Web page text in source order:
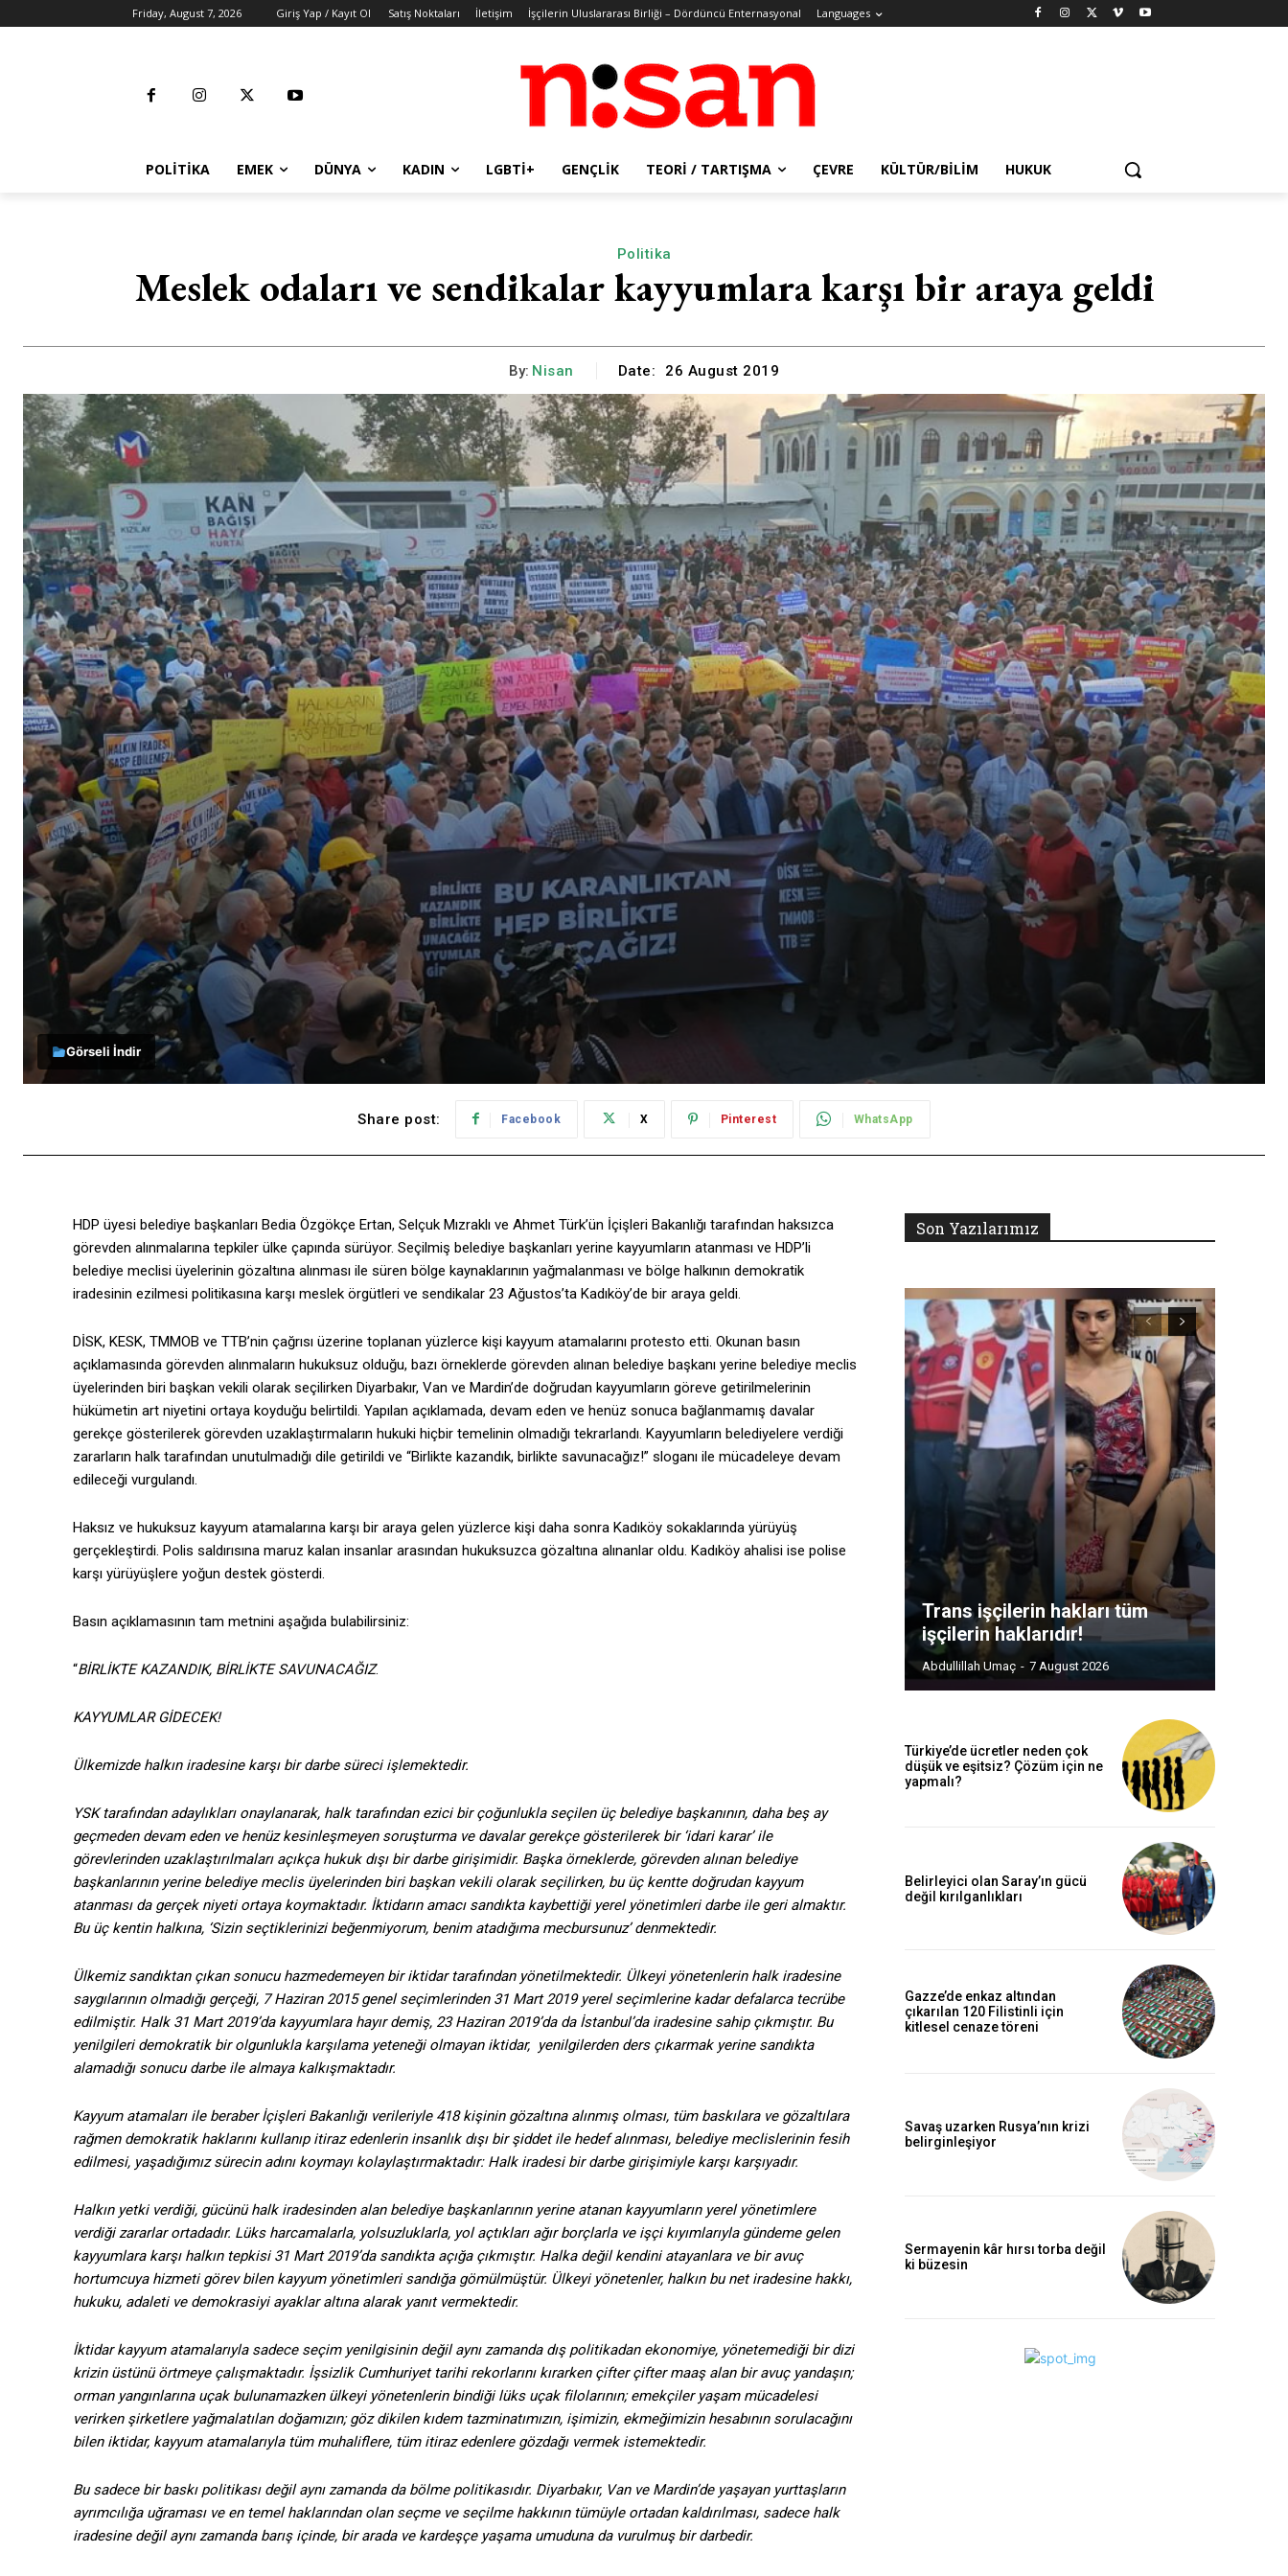
Friday, August 7, 2026 Giriş Yap / Kayıt Ol Satış Noktaları İletişim İşçilerin Uluslararası Birliği – Dördüncü Enternasyonal Languages
POLITIKA EMEK DÜNYA KADIN LGBTİ+ GENÇLIK TEORI / TARTIŞMA ÇEVRE KÜLTÜR/BILIM HUKUK
Politika
Meslek odaları ve sendikalar kayyumlara karşı bir araya geldi
By: Nisan Date: 26 August 2019
Görseli İndir
Share post: Facebook X Pinterest WhatsApp
HDP üyesi belediye başkanları Bedia Özgökçe Ertan, Selçuk Mızraklı ve Ahmet Türk’ün İçişleri Bakanlığı tarafından haksızca
görevden alınmalarına tepkiler ülke çapında sürüyor. Seçilmiş belediye başkanları yerine kayyumların atanması ve HDP’li
belediye meclisi üyelerinin gözaltına alınması ile süren bölge kaynaklarının yağmalanması ve bölge halkının demokratik
iradesinin ezilmesi politikasına karşı meslek örgütleri ve sendikalar 23 Ağustos’ta Kadıköy’de bir araya geldi.
DİSK, KESK, TMMOB ve TTB’nin çağrısı üzerine toplanan yüzlerce kişi kayyum atamalarını protesto etti. Okunan basın
açıklamasında görevden alınmaların hukuksuz olduğu, bazı örneklerde görevden alınan belediye başkanı yerine belediye meclis
üyelerinden biri başkan vekili olarak seçilirken Diyarbakır, Van ve Mardin’de doğrudan kayyumların göreve getirilmelerinin
hükümetin art niyetini ortaya koyduğu belirtildi. Yapılan açıklamada, devam eden ve henüz sonuca bağlanmamış davalar
gerekçe gösterilerek görevden uzaklaştırmaların hukuki hiçbir temelinin olmadığı tekrarlandı. Kayyumların belediyelere verdiği
zararların halk tarafından unutulmadığı dile getirildi ve “Birlikte kazandık, birlikte savunacağız!” sloganı ile mücadeleye devam
edileceği vurgulandı.
Haksız ve hukuksuz kayyum atamalarına karşı bir araya gelen yüzlerce kişi daha sonra Kadıköy sokaklarında yürüyüş
gerçekleştirdi. Polis saldırısına maruz kalan insanlar arasından hukuksuzca gözaltına alınanlar oldu. Kadıköy ahalisi ise polise
karşı yürüyüşlere yoğun destek gösterdi.
Basın açıklamasının tam metnini aşağıda bulabilirsiniz:
“BİRLİKTE KAZANDIK, BİRLİKTE SAVUNACAĞIZ.
KAYYUMLAR GİDECEK!
Ülkemizde halkın iradesine karşı bir darbe süreci işlemektedir.
YSK tarafından adaylıkları onaylanarak, halk tarafından ezici bir çoğunlukla seçilen üç belediye başkanının, daha beş ay
geçmeden devam eden ve henüz kesinleşmeyen soruşturma ve davalar gerekçe gösterilerek bir ‘idari karar’ ile
görevlerinden uzaklaştırılmaları açıkça hukuk dışı bir darbe girişimidir. Başka örneklerde, görevden alınan belediye
başkanlarının yerine belediye meclis üyelerinden biri başkan vekili olarak seçilirken, bu üç kentte doğrudan kayyum
atanması da gerçek niyeti ortaya koymaktadır. İktidarın amacı sandıkta kaybettiği yerel yönetimleri darbe ile geri almaktır.
Bu üç kentin halkına, ‘Sizin seçtiklerinizi beğenmiyorum, benim atadığıma mecbursunuz’ denmektedir.
Ülkemiz sandıktan çıkan sonucu hazmedemeyen bir iktidar tarafından yönetilmektedir. Ülkeyi yönetenlerin halk iradesine
saygılarının olmadığı gerçeği, 7 Haziran 2015 genel seçimlerinden 31 Mart 2019 yerel seçimlerine kadar defalarca tecrübe
edilmiştir. Halk 31 Mart 2019’da kayyumlara hayır demiş, 23 Haziran 2019’da da İstanbul’da iradesine sahip çıkmıştır. Bu
yenilgileri demokratik bir olgunlukla karşılama yeteneği olmayan iktidar, yenilgilerden ders çıkarmak yerine sandıkta
alamadığı sonucu darbe ile almaya kalkışmaktadır.
Kayyum atamaları ile beraber İçişleri Bakanlığı verileriyle 418 kişinin gözaltına alınmış olması, tüm baskılara ve gözaltılara
rağmen demokratik haklarını kullanıp itiraz edenlerin insanlık dışı bir şiddet ile hedef alınması, belediye meclislerinin fesih
edilmesi, yaşadığımız sürecin adını koymayı kolaylaştırmaktadır: Halk iradesi bir darbe girişimiyle karşı karşıyadır.
Halkın yetki verdiği, gücünü halk iradesinden alan belediye başkanlarının yerine atanan kayyumların yerel yönetimlere
verdiği zararlar ortadadır. Lüks harcamalarla, yolsuzluklarla, yol açtıkları ağır borçlarla ve işçi kıyımlarıyla gündeme gelen
kayyumlara karşı halkın tepkisi 31 Mart 2019’da sandıkta açığa çıkmıştır. Halka değil kendini atayanlara ve bir avuç
hortumcuya hizmeti görev bilen kayyum yönetimleri sandığa gömülmüştür. Ülkeyi yönetenler, halkın bu net iradesine hakkı,
hukuku, adaleti ve demokrasiyi ayaklar altına alarak yanıt vermektedir.
İktidar kayyum atamalarıyla sadece seçim yenilgisinin değil aynı zamanda dış politikadan ekonomiye, yönetemediği bir dizi
krizin üstünü örtmeye çalışmaktadır. İşsizlik Cumhuriyet tarihi rekorlarını kırarken çifter çifter maaş alan bir avuç yandaşın;
orman yangınlarına uçak bulunamazken ülkeyi yönetenlerin bindiği lüks uçak filolarının; emekçiler yaşam mücadelesi
verirken şirketlere yağmalatılan doğamızın; göz dikilen kıdem tazminatımızın, işimizin, ekmeğimizin hesabının sorulacağını
bilen iktidar, kayyum atamalarıyla tüm muhaliflere, tüm itiraz edenlere gözdağı vermek istemektedir.
Bu sadece bir baskı politikası değil aynı zamanda da bölme politikasıdır. Diyarbakır, Van ve Mardin’de yaşayan yurttaşların
ayrımcılığa uğraması ve en temel haklarından olan seçme ve seçilme hakkının tümüyle ortadan kaldırılması, sadece halk
iradesine değil aynı zamanda barış içinde, bir arada ve kardeşçe yaşama umuduna da vurulmuş bir darbedir.
Son Yazılarımız
Trans işçilerin hakları tüm
işçilerin haklarıdır!
Abdullillah Umaç - 7 August 2026
Türkiye’de ücretler neden çok
düşük ve eşitsiz? Çözüm için ne
yapmalı?
Belirleyici olan Saray’ın gücü
değil kırılganlıkları
Gazze’de enkaz altından
çıkarılan 120 Filistinli için
kitlesel cenaze töreni
Savaş uzarken Rusya’nın krizi
belirginleşiyor
Sermayenin kâr hırsı torba değil
ki büzesin